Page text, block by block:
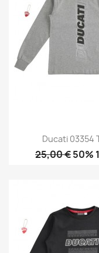
Ducati 03354
25,00 €50%